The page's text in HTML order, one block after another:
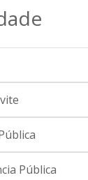
Pública